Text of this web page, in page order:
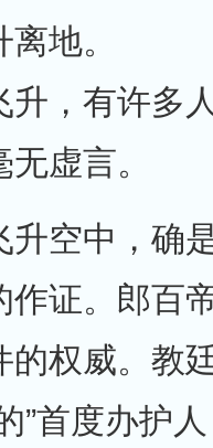
离地。
升，有许多
虚言。
中，确是
作证。郎百
的权威。教
”首度办护